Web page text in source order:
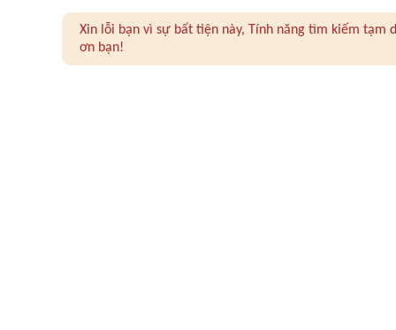
Xin lỗi bạn vì sự bất tiện này, Tính năng tìm kiếm
ơn bạn!